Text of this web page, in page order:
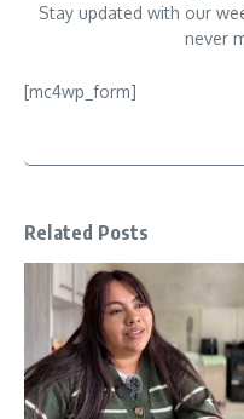
Stay updated with our
never
[mc4wp_form]
Related Posts